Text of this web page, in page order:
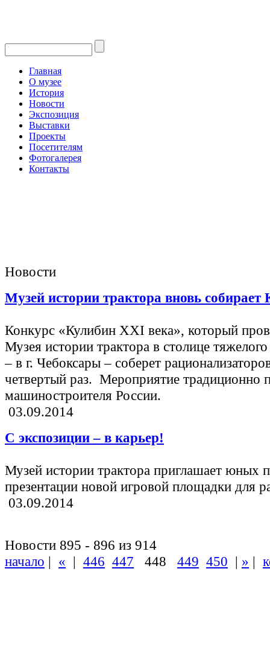
Главная
О музее
История
Новости
Экспозиция
Выставки
Проекты
Посетителям
Фотогалерея
Контакты
Новости
Музей истории трактора вновь
Конкурс «Кулибин XXI века», который
Музея истории трактора в столице
– в г. Чебоксары – соберет
четвертый раз. Мероприятие традиционно
машиностроителя России.
03.09.2014
С экспозиции – в карьер!
Музей истории трактора приглашает юных
презентации новой игровой площадки для
03.09.2014
Новости 895 - 896 из 914
начало | « | 446 447 448 449 450 | » |